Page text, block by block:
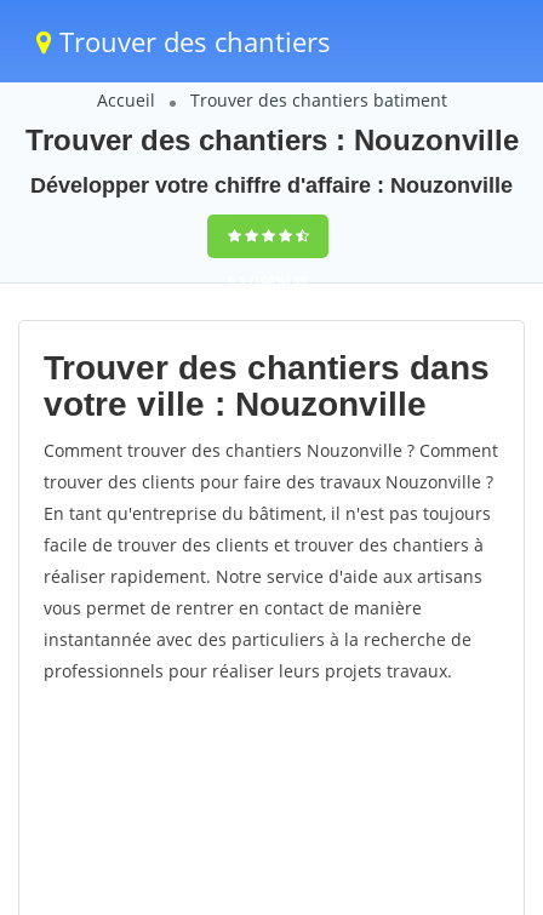
Trouver des chantiers
Accueil Trouver des chantiers batiment
Trouver des chantiers : Nouzonville
Développer votre chiffre d'affaire : Nouzonville
9,5(100%)59
votes
Trouver des chantiers dans
votre ville : Nouzonville
Comment trouver des chantiers Nouzonville ? Comment
trouver des clients pour faire des travaux Nouzonville ?
En tant qu'entreprise du bâtiment, il n'est pas toujours
facile de trouver des clients et trouver des chantiers à
réaliser rapidement. Notre service d'aide aux artisans
vous permet de rentrer en contact de manière
instantannée avec des particuliers à la recherche de
professionnels pour réaliser leurs projets travaux.